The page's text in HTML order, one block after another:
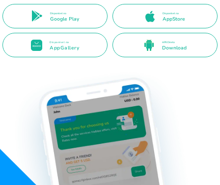
Disponível no
Google Play
Disponível na
AppStore
Disponível na
AppGallery
APK Direto
Download